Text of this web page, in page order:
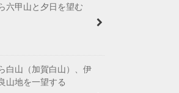
六甲山と夕日を望む
白山（加賀白山）、伊
山地を一望する